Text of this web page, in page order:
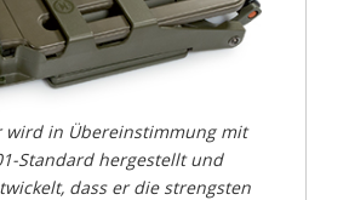
wird in Übereinstimmung mit
Standard hergestellt und
dass er die strengsten